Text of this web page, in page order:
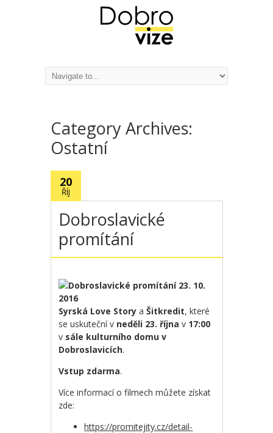
Category Archives:
Ostatní
20
ŘÍJ
Dobroslavické
promítání
Syrská Love Story aŠitkredit, které
se uskuteční v neděli 23. října v 17:00
v sále kulturního domu v
Dobroslavicích.
Vstup zdarma.
Více informací o filmech můžete získat
zde:
https://promitejity.cz/detail-